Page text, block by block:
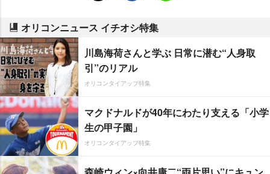
オリコンニュース イチオシ特集
川島海荷さんと学ぶ 日常に潜む“人身取
引”のリアル
オリコンタイアップ特集
マクドナルドが40年にわたり支える「小学
生の甲子園」
オリコンタイアップ特集